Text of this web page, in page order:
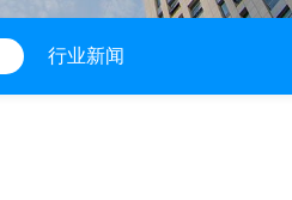
行业新闻